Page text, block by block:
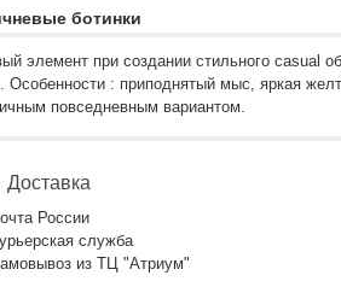
ботинки
элемент при создании стильного casual
Особенности : приподнятый мыс, яркая
повседневным вариантом.
Доставка
России
служба
из ТЦ "Атриум"